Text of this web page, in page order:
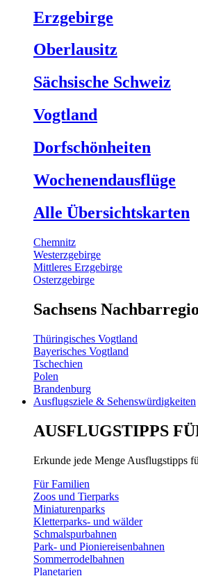
Erzgebirge
Oberlausitz
Sächsische Schweiz
Vogtland
Dorfschönheiten
Wochenendausflüge
Alle Übersichtskarten
Chemnitz
Westerzgebirge
Mittleres Erzgebirge
Osterzgebirge
Sachsens
Thüringisches Vogtland
Bayerisches Vogtland
Tschechien
Polen
Brandenburg
Ausflugsziele & Sehenswürdigkeiten
AUSFLUGSTIPPS
Erkunde jede Menge Ausflugstipps
Für Familien
Zoos und Tierparks
Miniaturenparks
Kletterparks- und wälder
Schmalspurbahnen
Park- und Pioniereisenbahnen
Sommerrodelbahnen
Planetarien